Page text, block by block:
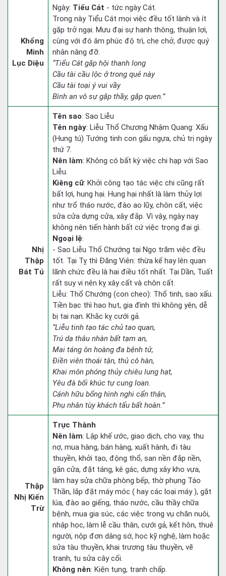
Khổng
Minh
Lục Diệu
Ngày: Tiểu Cát - tức ngày Cát.
Trong này Tiểu Cát mọi việc đều tốt lành và ít
gặp trở ngại. Mưu đại sự hanh thông, thuận lợi,
cùng với đó âm phúc độ trì, che chở, được quý
nhân nâng đỡ.
“Tiểu Cát gặp hội thanh long
Cầu tài cầu lộc ở trong quẻ này
Cầu tài toại ý vui vầy
Bình an vô sự gặp thầy, gặp quen.”
Nhị
Thập
Bát Tú
Tên sao: Sao Liễu
Tên ngày: Liễu Thổ Chương Nhậm Quang: Xấu
(Hung tú) Tướng tinh con gấu ngựa, chủ trị ngày
thứ 7.
Nên làm: Không có bất kỳ việc chi hạp với Sao
Liễu.
Kiêng cữ: Khởi công tạo tác việc chi cũng rất
bất lợi, hung hại. Hung hại nhất là làm thủy lợi
như trổ tháo nước, đào ao lũy, chôn cất, việc
sửa cửa dựng cửa, xây đắp. Vì vậy, ngày nay
không nên tiến hành bất cứ việc trọng đại gì.
Ngoại lệ:
- Sao Liễu Thổ Chướng tại Ngọ trăm việc đều
tốt. Tại Tỵ thì Đăng Viên: thừa kế hay lên quan
lãnh chức đều là hai điều tốt nhất. Tại Dần, Tuất
rất suy vi nên kỵ xây cất và chôn cất.
Liễu: Thổ Chướng (con cheo): Thổ tinh, sao xấu.
Tiền bạc thì hao hụt, gia đình thì không yên, dễ
bị tai nạn. Khắc kỵ cưới gả.
“Liễu tinh tạo tác chủ tao quan,
Trú dạ thâu nhàn bất tạm an,
Mai táng ôn hoàng đa bệnh tử,
Điền viên thoái tận, thủ cô hàn,
Khai môn phóng thủy chiêu lung hạt,
Yêu đà bối khúc tự cung loan.
Cánh hữu bổng hình nghi cẩn thận,
Phụ nhân tùy khách tẩu bất hoàn.”
Thập
Nhị Kiến
Trừ
Trực Thành
Nên làm: Lập khế ước, giao dịch, cho vay, thu
nợ, mua hàng, bán hàng, xuất hành, đi tàu
thuyền, khởi tạo, động thổ, san nền đắp nền,
gắn cửa, đặt táng, kê gác, dựng xây kho vựa,
làm hay sửa chữa phòng bếp, thờ phụng Táo
Thần, lắp đặt máy móc ( hay các loại máy ), gặt
lúa, đào ao giếng, tháo nước, cầu thầy chữa
bệnh, mua gia súc, các việc trong vụ chăn nuôi,
nhập học, làm lễ cầu thân, cưới gả, kết hôn, thuê
người, nộp đơn dâng sớ, học kỹ nghệ, làm hoặc
sửa tàu thuyền, khai trương tàu thuyền, vẽ
tranh, tu sửa cây cối.
Không nên: Kiện tụng, tranh chấp.